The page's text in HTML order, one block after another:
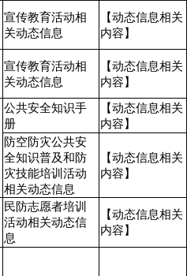
宣传教育活动相
关动态信息
【动态信息相关
内容】
宣传教育活动相
关动态信息
【动态信息相关
内容】
公共安全知识手
册
【动态信息相关
内容】
防空防灾公共安
全知识普及和防
灾技能培训活动
相关动态信息
【动态信息相关
内容】
民防志愿者培训
活动相关动态信
息
【动态信息相关
内容】